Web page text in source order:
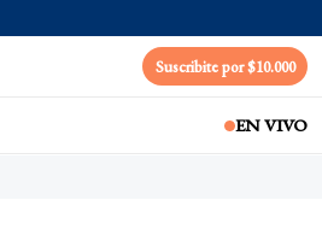
Suscribite por $10.000
EN VIVO